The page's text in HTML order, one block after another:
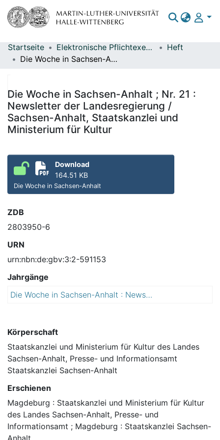
Bereiche & Sammlungen
Statistiken
Startseite Elektronische Pflichtexemplare
Heft
Die Woche in Sachsen-Anhalt ; Nr. 21 : Newsletter der Landesregierung / Sachsen-Anhalt, Staatskanzlei und Ministerium für Kultur
Die Woche in Sachsen-Anhalt ; Nr. 21 :
Newsletter der Landesregierung /
Sachsen-Anhalt, Staatskanzlei und
Ministerium für Kultur
Download
164.51 KB
Die Woche in Sachsen-Anhalt
ZDB
2803950-6
URN
urn:nbn:de:gbv:3:2-591153
Jahrgänge
Die Woche in Sachsen-Anhalt : Newsletter der Landesregierung
Körperschaft
Staatskanzlei und Ministerium für Kultur des Landes
Sachsen-Anhalt, Presse- und Informationsamt
Staatskanzlei Sachsen-Anhalt
Erschienen
Magdeburg : Staatskanzlei und Ministerium für Kultur
des Landes Sachsen-Anhalt, Presse- und
Informationsamt ; Magdeburg : Staatskanzlei Sachsen-